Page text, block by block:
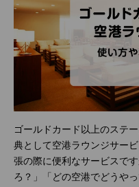
ゴールドカード以上のステ
典として空港ラウンジサー
張の際に便利なサービスで
ろ？」「どの空港でどうや